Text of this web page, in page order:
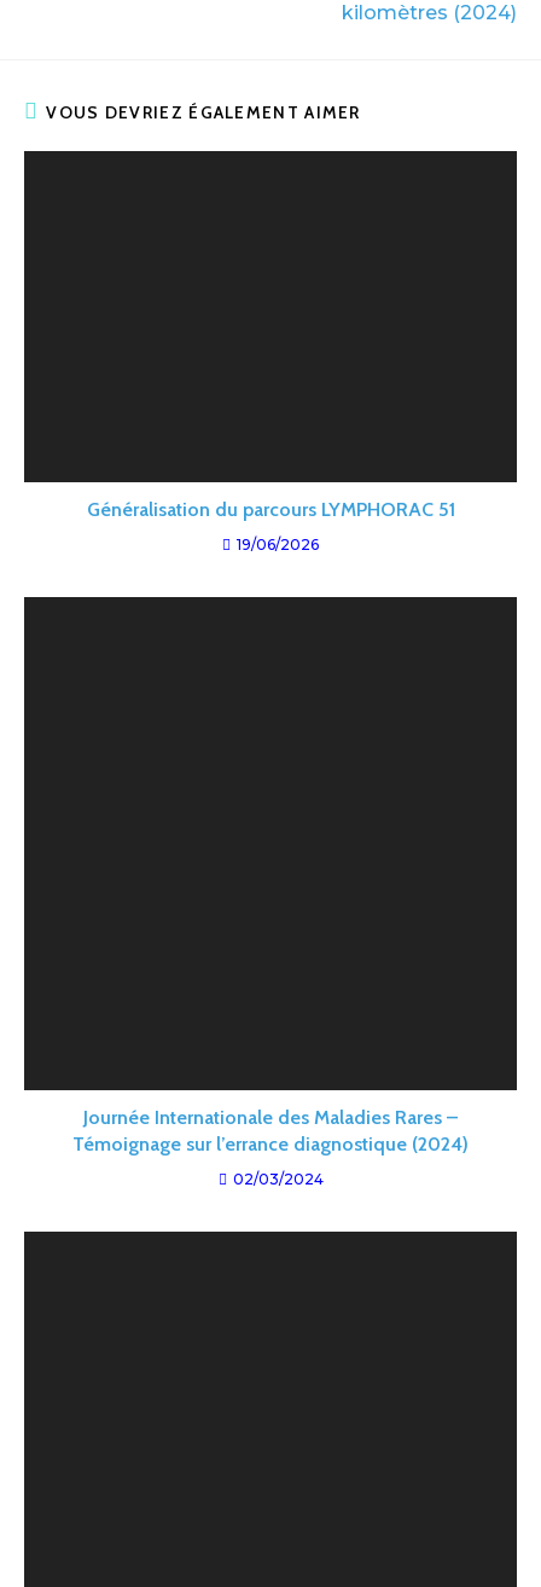
kilomètres (2024)
VOUS DEVRIEZ ÉGALEMENT AIMER
Généralisation du parcours LYMPHORAC 51
19/06/2026
Journée Internationale des Maladies Rares –
Témoignage sur l’errance diagnostique (2024)
02/03/2024